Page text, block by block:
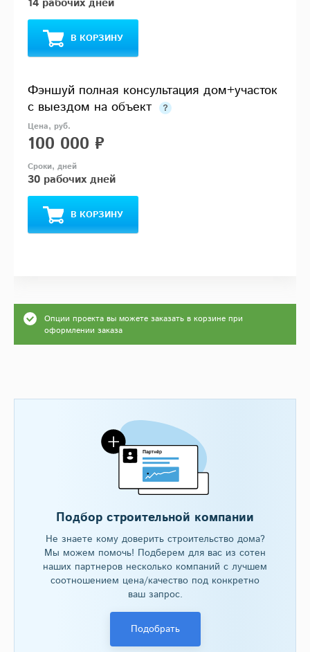
В КОРЗИНУ
Фэншуй полная консультация дом+участок
с выездом на объект
100 000 ₽
30 рабочих дней
В КОРЗИНУ
Опции проекта вы можете заказать в корзине при
оформлении заказа
Подбор строительной компании
Не знаете кому доверить строительство дома?
Мы можем помочь! Подберем для вас из сотен
наших партнеров несколько компаний с лучшем
соотношением цена/качество под конкретно
ваш запрос.
Подобрать